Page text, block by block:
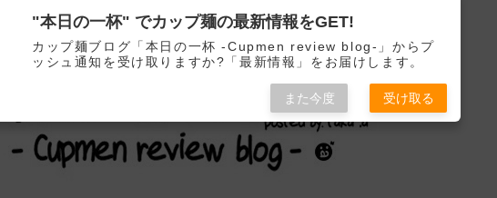
カップ麺の新商品をレビュー / アレンジするブログ
"本日の一杯" でカップ麺の最新情報をGET!
カップ麺ブログ「本日の一杯 -Cupmen review blog-」からプ
ッシュ通知を受け取りますか?「最新情報」をお届けします。
また今度 受け取る